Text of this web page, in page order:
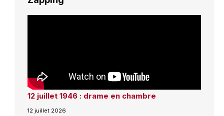
12 juillet 1946 : drame en chambre
12 juillet 2026